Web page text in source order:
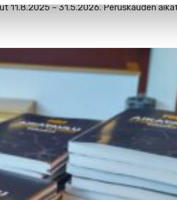
11.8.2025 – 31.5.2026. Peruskauden